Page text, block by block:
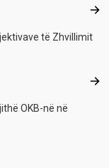
të Zhvillimit
OKB-në në